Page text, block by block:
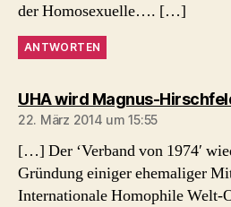
der Homosexuelle…. […]
ANTWORTEN
UHA wird Magnus-
22. März 2014 um 15:55
[…] Der ‘Verband von 1974′
Gründung einiger ehemaliger
Internationale Homophile Welt-